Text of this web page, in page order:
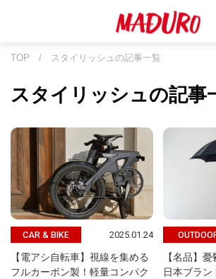
TOP / スタイリッシュの記事一覧
スタイリッシュの記事
CAR & BIKE 2025.01.24
【電アシ自転車】視線を集める
フルカーボン製！軽量コンパク
【名品】
日本ブラン